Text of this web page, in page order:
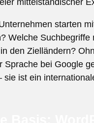
starten
Welche
den Zielländern?
Sprache bei Google
sie ist ein